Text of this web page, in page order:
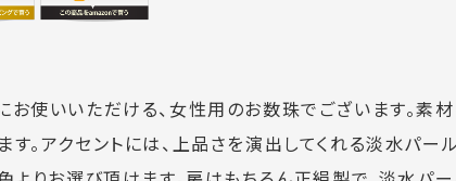
使いいただける、女性用のお数珠でございます。素
。アクセントには、上品さを演出してくれる淡水パー